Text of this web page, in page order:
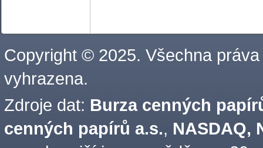
Copyright © 2025. Všechna práva
vyhrazena.
Zdroje dat: Burza cenných
cenných papírů a.s., NASDAQ,